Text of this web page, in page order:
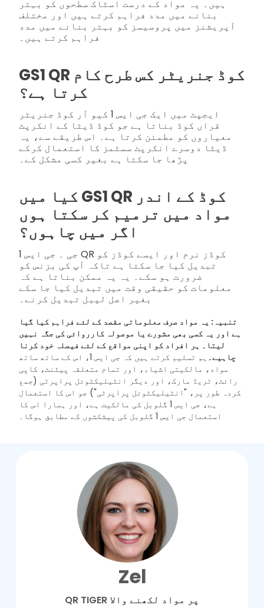
ہیں۔ یہ مواد کے درست اسٹاک سطحوں کو بہتر
بنانے میں مدد فراہم کرتے ہیں اور مختلف
آپریشنز میں پروسیسز کو بہتر بنانے میں مدد
فراہم کرتے ہیں۔
GS1 QR کوڈ جنریٹر کس طرح کام
کرتا ہے؟
ایجپٹ میں ایک جی ایس 1 کیو آر کوڈ جنریٹر
قراں کوڈ بناتا ہے جو کوڈ ڈیٹا کے انکرپٹ
معیاروں کو مطمئن کرتا ہے۔ اس طریقے سے، یہ
ڈیٹا دوسرے انکرپٹ سسٹمز کا استعمال کرکے
پڑھا جا سکتا ہے بغیر کسی مشکل کے۔
کیا میں GS1 QR کوڈ کے اندر
مواد میں ترمیم کر سکتا ہوں
اگر میں چاہوں؟
جی ۔ جی ایس 1 QR کوڈز نرم اور ایسے کوڈز کو
تبدیل کیا جا سکتا ہے تاکہ آپ کی بزنس کو
ضرورت ہو سکے۔ یہ یہ ممکن بناتا ہے کہ
معلومات کو حقیقی وقت میں تبدیل کیا جا سکے
بغیر اصل لیبل تبدیل کرنے۔
تنبیہ: یہ مواد صرف معلوماتی مقصد کے لئے فراہم کیا گیا
ہے اور یہ کسی بھی مشورے یا موصولہ کارروائی کی جگہ نہیں
لیتا۔ ہر افراد کو اپنی مواقع کے لئے فیصلہ خود کرنا
چاہیے۔
ہم تسلیم کرتے ہیں کہ جی ایس 1، اس کے ساتھ ساتھ
مواد، مالکیتی اشیاء، اور تمام متعلقہ پیٹنٹ، کاپی
رائٹ، ٹریڈ مارک، اور دیگر انٹیلیکٹوئل پراپرٹی (جمع
کردہ طور پر، "انٹیلیکٹوئل پراپرٹی") جو اس کا استعمال
ہے، جی ایس 1 گلوبل کی مالکیت ہے، اور ہمارا اس کا
استعمال جی ایس 1 گلوبل کی پیشکشوں کے مطابق ہوگا۔
Zel
QR TIGER پر مواد لکھنے والا